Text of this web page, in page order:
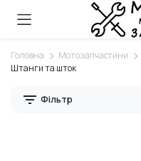
Головна Мотозапчастини
Штанги та шток
Фільтр